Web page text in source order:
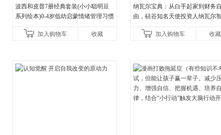
波西和皮普7册经典套装(小小聪明豆
系列绘本)0-4岁低幼启蒙情绪管理习惯
养好品质，发现快
加入购物车 收藏
纳瓦尔宝典：从白手起家到财务
由，硅谷知名天使投资人纳瓦尔
加入购物车
收藏